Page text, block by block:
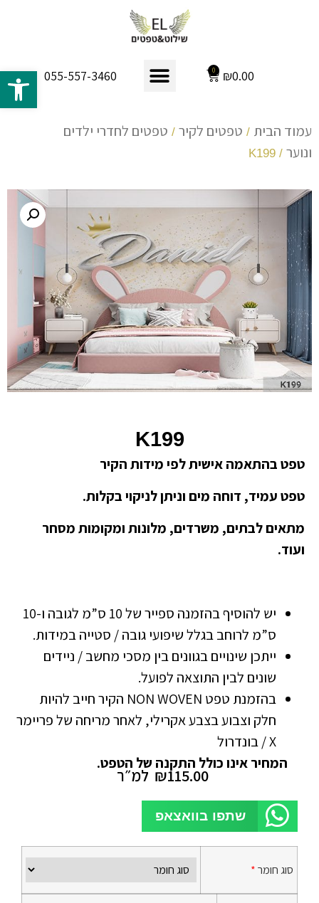
₪0.00
0
055-557-3460
עמוד הבית / טפטים לקיר / טפטים לחדרי ילדים
ונוער / K199
K199
טפט בהתאמה אישית לפי מידות הקיר
טפט עמיד, דוחה מים וניתן לניקוי בקלות.
מתאים לבתים, משרדים, מלונות ומקומות מסחר
ועוד.
יש להוסיף בהזמנה ספייר של 10 ס”מ לגובה ו-10
ס”מ לרוחב בגלל שיפועי גובה / סטייה במידות.
ייתכן שינויים בגוונים בין מסכי מחשב / ניידים
שונים לבין התוצאה לפועל.
בהזמנת טפט NON WOVEN הקיר חייב להיות
חלק וצבוע בצבע אקרילי, לאחר מריחה של פריימר
X / בונדרול
המחיר אינו כולל התקנה של הטפט.
₪115.00 למ״ר
שתפו בוואצאפ
סוג חומר*